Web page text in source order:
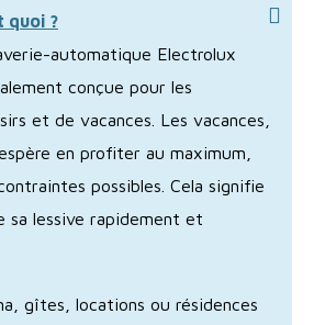
quoi ?
automatique Electrolux
conçue pour les
et de vacances. Les vacances,
en profiter au maximum,
possibles. Cela signifie
sa lessive rapidement et
gîtes, locations ou résidences